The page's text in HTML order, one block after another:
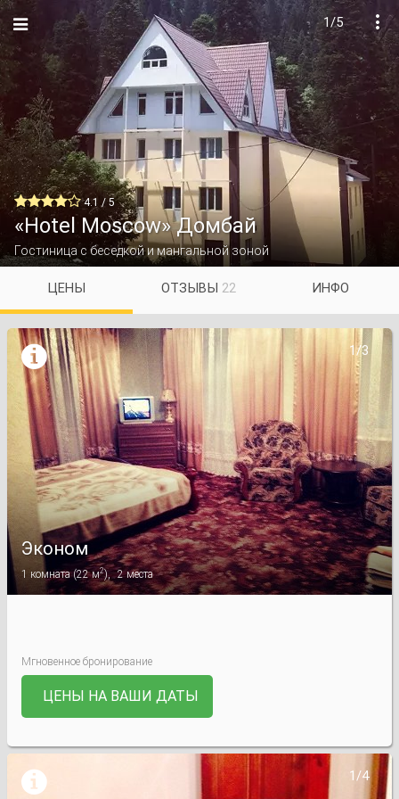

1/5
 4.1 / 5
«Hotel Moscow» Домбай
Гостиница с беседкой и мангальной зоной
ЦЕНЫ ОТЗЫВЫ 22 ИНФО
1/3

Эконом
1 комната(22 м2), 2места
Мгновенное бронирование
ЦЕНЫ НА ВАШИ ДАТЫ
1/4
